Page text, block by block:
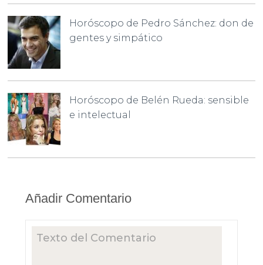
Horóscopo de Pedro Sánchez: don de
gentes y simpático
Horóscopo de Belén Rueda: sensible
e intelectual
Añadir Comentario